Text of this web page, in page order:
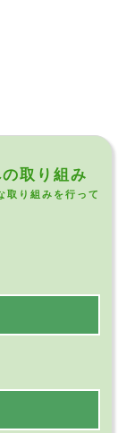
取り組み
取り組みを行って